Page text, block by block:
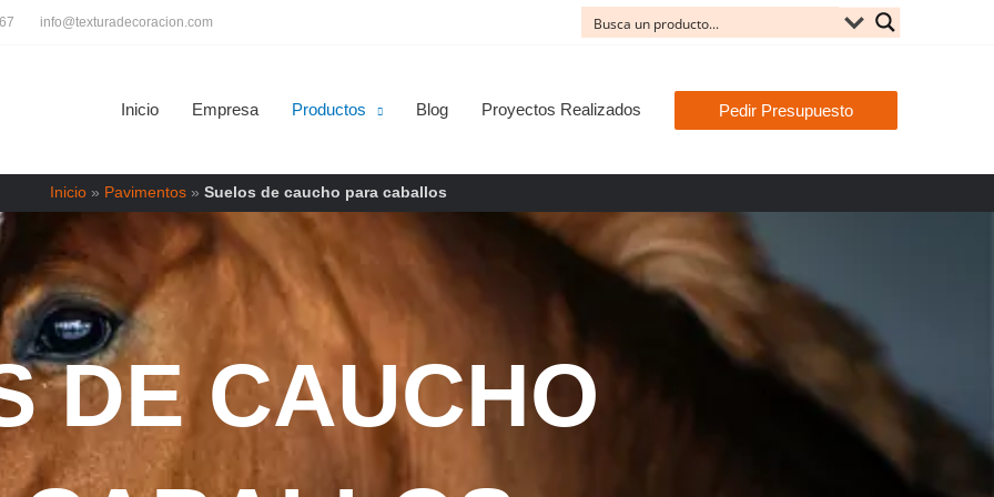
info@texturadecoracion.com
Inicio Empresa Productos Blog Proyectos Realizados Pedir Presupuesto
Inicio » Pavimentos » Suelos de caucho para caballos
DE CAUCHO